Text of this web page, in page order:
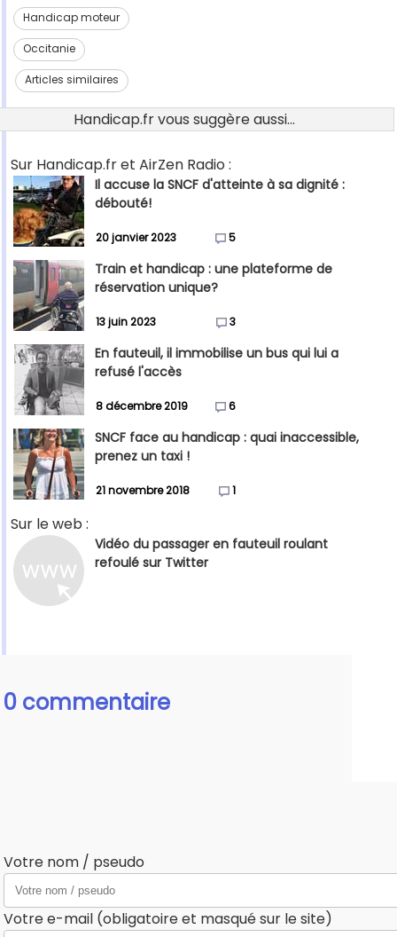
Handicap moteur
Occitanie
Articles similaires
Handicap.fr vous suggère aussi...
Sur Handicap.fr et AirZen Radio :
Il accuse la SNCF d'atteinte à sa dignité :
débouté!
20 janvier 2023 5
Train et handicap : une plateforme de
réservation unique?
13 juin 2023 3
En fauteuil, il immobilise un bus qui lui a
refusé l'accès
8 décembre 2019 6
SNCF face au handicap : quai inaccessible,
prenez un taxi !
21 novembre 2018 1
Sur le web :
Vidéo du passager en fauteuil roulant
refoulé sur Twitter
0 commentaire
Votre nom / pseudo
Votre e-mail (obligatoire et masqué sur le site)